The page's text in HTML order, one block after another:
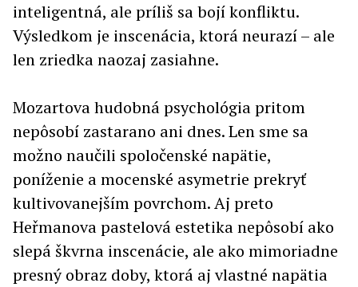
inteligentná, ale príliš sa bojí konfliktu.
Výsledkom je inscenácia, ktorá neurazí – ale
len zriedka naozaj zasiahne.
Mozartova hudobná psychológia pritom
nepôsobí zastarano ani dnes. Len sme sa
možno naučili spoločenské napätie,
poníženie a mocenské asymetrie prekryť
kultivovanejším povrchom. Aj preto
Heřmanova pastelová estetika nepôsobí ako
slepá škvrna inscenácie, ale ako mimoriadne
presný obraz doby, ktorá aj vlastné napätia